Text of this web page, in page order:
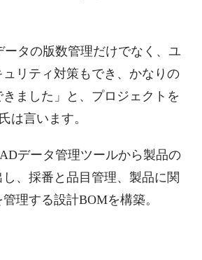
ータの版数管理だけでなく、ユ
リティ対策もでき、かなりの
きました」と、プロジェクトを
は言います。
データ管理ツールから製品の
、採番と品目管理、製品に関
理する設計BOMを構築。